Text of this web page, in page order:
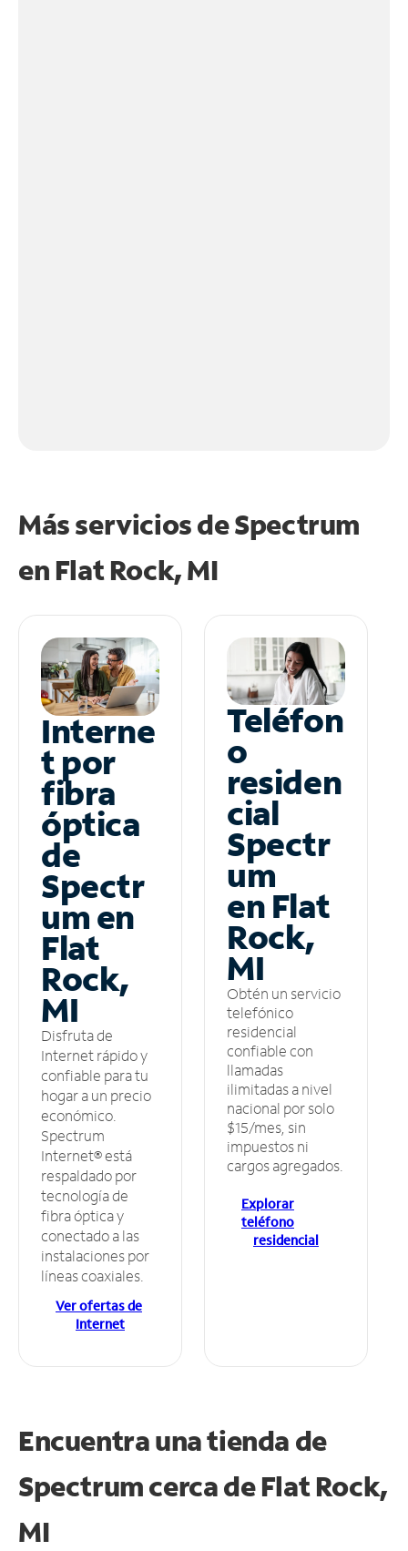
Más servicios de Spectrum
en Flat Rock, MI
Interne
t por
fibra
óptica
de
Spectr
um en
Flat
Rock,
MI
Disfruta de
Internet rápido y
confiable para tu
hogar a un precio
económico.
Spectrum
Internet® está
respaldado por
tecnología de
fibra óptica y
conectado a las
instalaciones por
líneas coaxiales.
Ver ofertas de
Internet
Teléfon
o
residen
cial
Spectr
um
en Flat
Rock,
MI
Obtén un servicio
telefónico
residencial
confiable con
llamadas
ilimitadas a nivel
nacional por solo
$15/mes, sin
impuestos ni
cargos agregados.
Explorar
teléfono
residencial
Encuentra una tienda de
Spectrumcerca de Flat Rock,
MI